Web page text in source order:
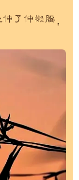
了伸懒腰，